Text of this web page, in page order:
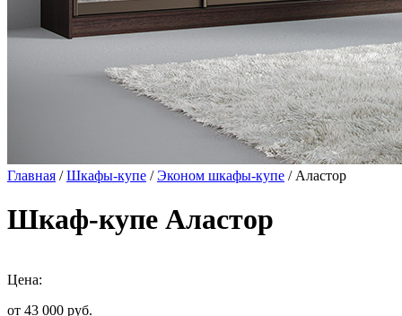
Главная /Шкафы-купе /Эконом шкафы-купе / Аластор
Шкаф-купе Аластор
Цена:
от 43 000 руб.